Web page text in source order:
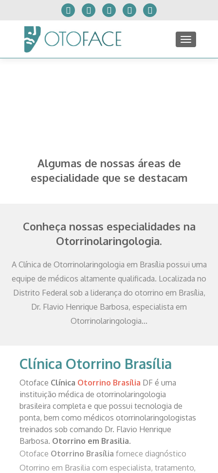
Algumas de nossas áreas de
especialidade que se destacam
Conheça nossas especialidades na
Otorrinolaringologia.
A Clínica de Otorrinolaringologia em Brasília possui uma
equipe de médicos altamente qualificada. Localizada no
Distrito Federal sob a liderança do otorrino em Brasília,
Dr. Flavio Henrique Barbosa, especialista em
Otorrinolaringologia...
Clínica Otorrino Brasília
Otoface Clínica Otorrino Brasília DF é uma
instituição médica de otorrinolaringologia
brasileira completa e que possui tecnologia de
ponta, bem como médicos otorrinolaringologistas
treinados sob comando Dr. Flavio Henrique
Barbosa. Otorrino em Brasilia.
Otoface Otorrino Brasília fornece diagnóstico
Otorrino em Brasilia com especialista, tratamento,